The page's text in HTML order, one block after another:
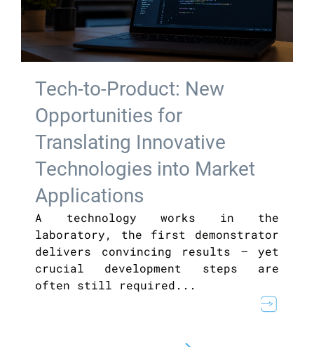
Tech-to-Product: New
Opportunities for
Translating Innovative
Technologies into Market
Applications
A technology works in the
laboratory, the first demonstrator
delivers convincing results – yet
crucial development steps are
often still required...